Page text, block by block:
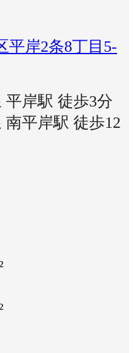
平岸2条8丁目5-
岸駅 徒歩3分
平岸駅 徒歩12